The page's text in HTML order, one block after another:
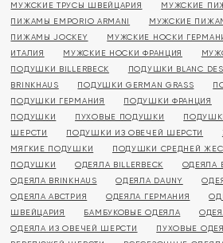
МУЖСКИЕ ТРУСЫ ШВЕЙЦАРИЯ
МУЖСКИЕ
ПИЖАМЫ EMPORIO ARMANI
МУЖСКИЕ
ПИЖАМЫ JOCKEY
МУЖСКИЕ НОСКИ
ИТАЛИЯ
МУЖСКИЕ НОСКИ ФРАНЦИЯ
ПОДУШКИ BILLERBECK
ПОДУШКИ BLANC DES
BRINKHAUS
ПОДУШКИ GERMAN GRASS
ПОДУШКИ ГЕРМАНИЯ
ПОДУШКИ ФРАНЦИЯ
ПОДУШКИ
ПУХОВЫЕ ПОДУШКИ
ШЕРСТИ
ПОДУШКИ ИЗ ОВЕЧЕЙ ШЕРСТИ
МЯГКИЕ ПОДУШКИ
ПОДУШКИ СРЕДНЕЙ
ПОДУШКИ
ОДЕЯЛА BILLERBECK
ОДЕЯЛА
ОДЕЯЛА BRINKHAUS
ОДЕЯЛА DAUNY
ОДЕЯЛА АВСТРИЯ
ОДЕЯЛА ГЕРМАНИЯ
ШВЕЙЦАРИЯ
БАМБУКОВЫЕ ОДЕЯЛА
ОДЕЯЛА ИЗ ОВЕЧЕЙ ШЕРСТИ
ПУХОВЫЕ